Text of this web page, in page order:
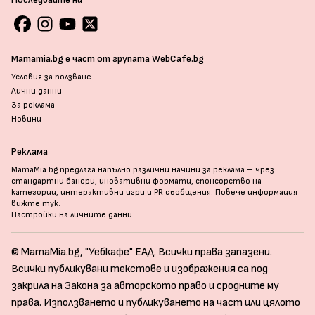
Mamamia.bg е част от групата WebCafe.bg
Условия за ползване
Лични данни
За реклама
Новини
Реклама
MamaMia.bg предлага напълно различни начини за реклама – чрез
стандартни банери, иновативни формати, спонсорство на
категории, интерактивни игри и PR съобщения. Повече информация
вижте тук.
Настройки на личните данни
© MamaMia.bg, "Уебкафе" ЕАД. Всички права запазени.
Всички публикувани текстове и изображения са под
закрила на Закона за авторското право и сродните му
права. Използването и публикуването на част или цялото